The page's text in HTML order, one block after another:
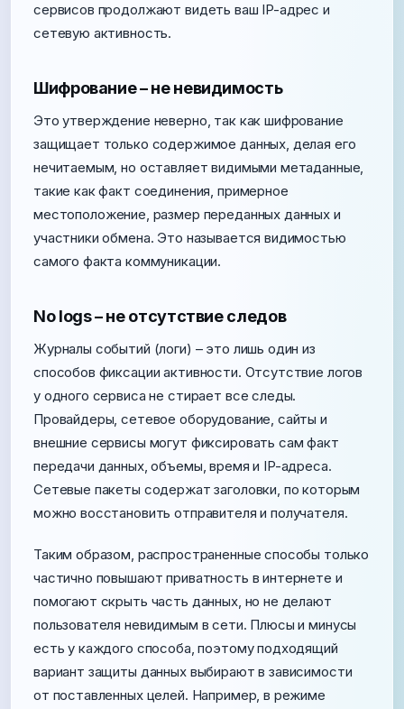
сервисов продолжают видеть ваш IP-адрес и
сетевую активность.
Шифрование – не невидимость
Это утверждение неверно, так как шифрование
защищает только содержимое данных, делая его
нечитаемым, но оставляет видимыми метаданные,
такие как факт соединения, примерное
местоположение, размер переданных данных и
участники обмена. Это называется видимостью
самого факта коммуникации.
No logs – не отсутствие следов
Журналы событий (логи) – это лишь один из
способов фиксации активности. Отсутствие логов
у одного сервиса не стирает все следы.
Провайдеры, сетевое оборудование, сайты и
внешние сервисы могут фиксировать сам факт
передачи данных, объемы, время и IP-адреса.
Сетевые пакеты содержат заголовки, по которым
можно восстановить отправителя и получателя.
Таким образом, распространенные способы только
частично повышают приватность в интернете и
помогают скрыть часть данных, но не делают
пользователя невидимым в сети. Плюсы и минусы
есть у каждого способа, поэтому подходящий
вариант защиты данных выбирают в зависимости
от поставленных целей. Например, в режиме